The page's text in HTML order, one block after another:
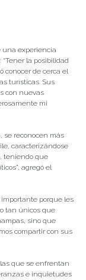
una experiencia
la posibilidad
conocer de cerca el
turísticas. Sus
con nuevas
mi
se reconocen más
caracterizándose
teniendo que
agregó el
porque les
tan únicos que
sino que
compartir con sus
las que se enfrentan
e inquietudes